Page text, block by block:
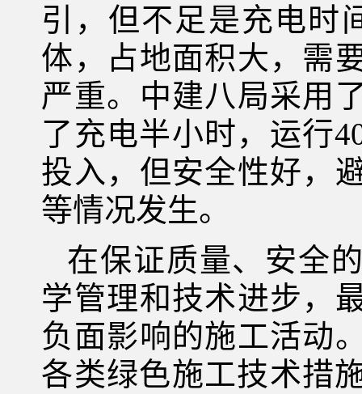
引，但不足是充电时
体，占地面积大，需
严重。中建八局采用
了充电半小时，运行
投入，但安全性好，
等情况发生。
在保证质量、安全
学管理和技术进步，
负面影响的施工活动
各类绿色施工技术措